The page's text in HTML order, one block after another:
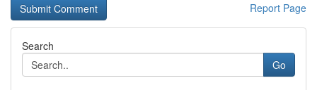
Report Page
Search
Go